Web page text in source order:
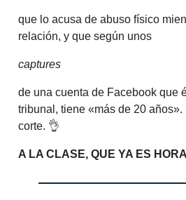
que lo acusa de abuso físico
relación, y que según unos
captures
de una cuenta de Facebook que
tribunal, tiene «más de 20
corte. 👌
A LA CLASE, QUE YA ES HORA